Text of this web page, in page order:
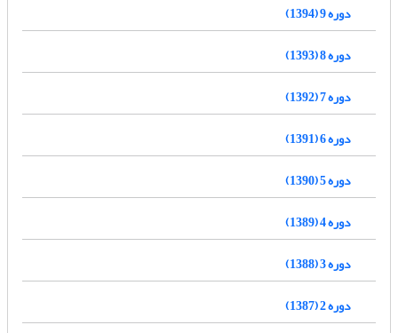
دوره 9 (1394)
دوره 8 (1393)
دوره 7 (1392)
دوره 6 (1391)
دوره 5 (1390)
دوره 4 (1389)
دوره 3 (1388)
دوره 2 (1387)